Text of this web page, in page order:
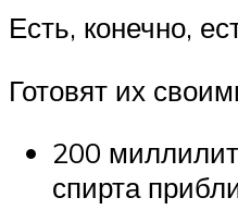
Есть, конечно,
Готовят их
200
спирта